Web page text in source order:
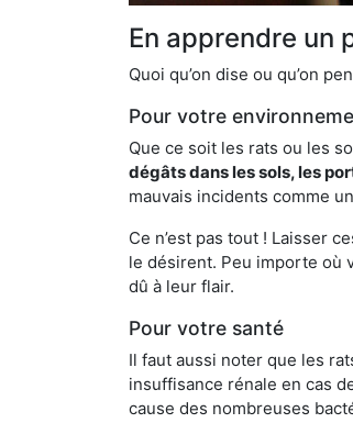
En apprendre un
Quoi qu’on dise ou qu’on
Pour votre
Que ce soit les rats ou les
dégâts dans les sols, les
mauvais incidents comme
Ce n’est pas tout ! Laisser
le désirent. Peu importe où
dû à leur flair.
Pour votre santé
Il faut aussi noter que les
insuffisance rénale en cas
cause des nombreuses